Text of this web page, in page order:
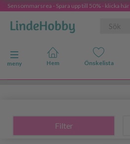
Sensommarsrea - Spara upp till 50% - klicka här
Ändra navigering
meny
Filter